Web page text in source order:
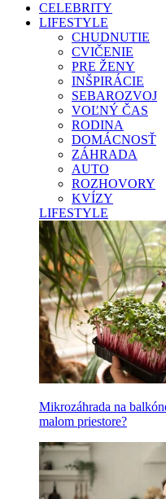
CELEBRITY
LIFESTYLE
CHUDNUTIE
CVIČENIE
PRE ŽENY
INŠPIRÁCIE
SEBAROZVOJ
VOĽNÝ ČAS
RODINA
DOMÁCNOSŤ
ZÁHRADA
AUTO
ROZHOVORY
KVÍZY
LIFESTYLE
Mikrozáhrada na
malom priestore?